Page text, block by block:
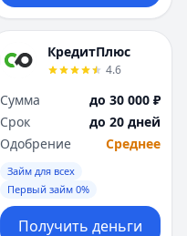
КредитПлюс
4.6
Сумма
до 30 000 ₽
Срок
до 20 дней
Одобрение
Среднее
Займ для всех
Первый займ 0%
Получить деньги